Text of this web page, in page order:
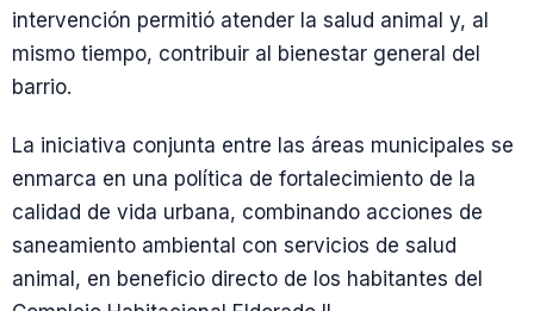
intervención permitió atender la salud animal y, al
mismo tiempo, contribuir al bienestar general del
barrio.
La iniciativa conjunta entre las áreas municipales se
enmarca en una política de fortalecimiento de la
calidad de vida urbana, combinando acciones de
saneamiento ambiental con servicios de salud
animal, en beneficio directo de los habitantes del